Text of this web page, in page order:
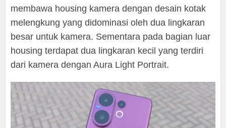
membawa housing kamera dengan desain kotak
melengkung yang didominasi oleh dua lingkaran
besar untuk kamera. Sementara pada bagian luar
housing terdapat dua lingkaran kecil yang terdiri
dari kamera dengan Aura Light Portrait.